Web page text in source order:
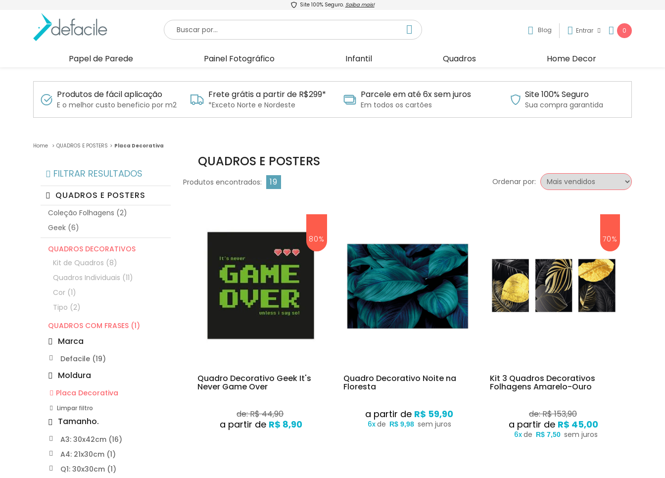
Site 100% Seguro. Saiba mais!
Blog Entrar 0
Papel de Parede Painel Fotográfico Infantil Quadros Home Decor
Produtos de fácil aplicação
E o melhor custo beneficio por m2
Frete grátis a partir de R$299*
*Exceto Norte e Nordeste
Parcele em até 6x sem juros
Em todos os cartões
Site 100% Seguro
Sua compra garantida
QUADROS E POSTERS Placa Decorativa
QUADROS E POSTERS
Produtos encontrados: 19 Ordenar por:
80%
Quadro Decorativo Geek It's
Never Game Over
de: R$ 44,90
R$ 8,90
Quadro Decorativo Noite na
Floresta
R$ 59,90
6xde R$ 9,98 sem juros
70%
Kit 3 Quadros Decorativos
Folhagens Amarelo-Ouro
de: R$ 153,90
R$ 45,00
6xde R$ 7,50 sem juros
FILTRAR RESULTADOS
QUADROS E POSTERS
Coleção Folhagens (2)
Geek (6)
QUADROS DECORATIVOS
Kit de Quadros (8)
Quadros Individuais (11)
Cor (1)
Tipo (2)
QUADROS COM FRASES (1)
Marca
Defacile (19)
Moldura
Placa Decorativa
Tamanho.
A3: 30x42cm (16)
A4: 21x30cm (1)
Q1: 30x30cm (1)